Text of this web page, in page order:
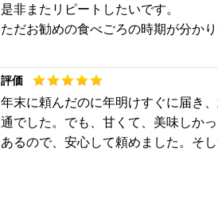
是非またリピートしたいです。
ただお勧めの食べごろの時期が分か
年末に頼んだのに年明けすぐに届き
通でした。でも、甘くて、美味しか
あるので、安心して頼めました。そ